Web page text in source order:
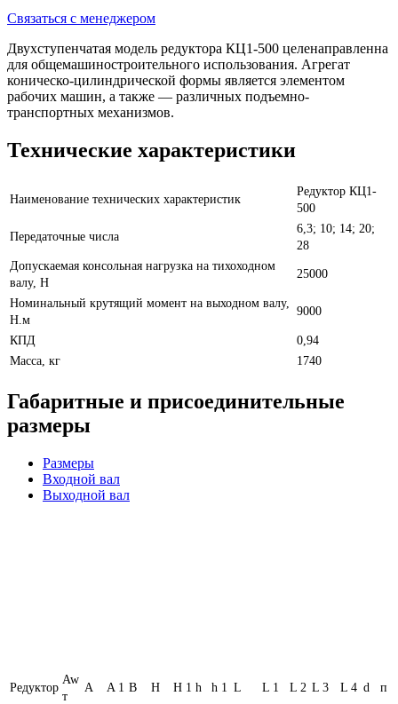
Связаться с менеджером
Двухступенчатая модель редуктора КЦ1-500 целенаправленна
для общемашиностроительного использования. Агрегат
коническо-цилиндрической формы является элементом
рабочих машин, а также ― различных подъемно-
транспортных механизмов.
Технические характеристики
Наименование технических характеристик
Редуктор КЦ1-
500
Передаточные числа
6,3; 10; 14; 20;
28
Допускаемая консольная нагрузка на тихоходном
валу, Н
25000
Номинальный крутящий момент на выходном валу,
Н.м
9000
КПД
0,94
Масса, кг
1740
Габаритные и присоединительные
размеры
Размеры
Входной вал
Выходной вал
Редуктор
Aw
т
A A 1 B H H 1 h h 1 L L 1 L 2 L 3 L 4 d п